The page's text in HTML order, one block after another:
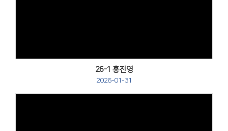
26-1 홍진영
2026-01-31